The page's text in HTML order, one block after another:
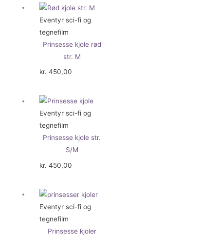
Eventyr sci-fi og
tegnefilm
Prinsesse kjole rød
str. M
kr. 450,00
Eventyr sci-fi og
tegnefilm
Prinsesse kjole str.
S/M
kr. 450,00
Eventyr sci-fi og
tegnefilm
Prinsesse kjoler